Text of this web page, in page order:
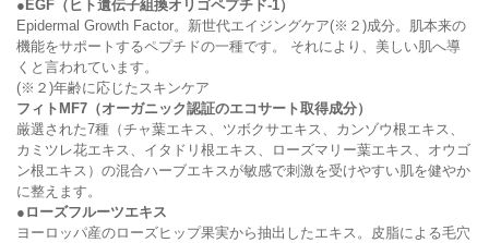
●EGF（ヒト遺伝子組換オリゴペプチド-1）
Epidermal Growth Factor。新世代エイジングケア(※２)成分。肌本来の
機能をサポートするペプチドの一種です。 それにより、美しい肌へ導
くと言われています。
(※２)年齢に応じたスキンケア
フィトMF7（オーガニック認証のエコサート取得成分）
厳選された7種（チャ葉エキス、ツボクサエキス、カンゾウ根エキス、
カミツレ花エキス、イタドリ根エキス、ローズマリー葉エキス、オウゴ
ン根エキス）の混合ハーブエキスが敏感で刺激を受けやすい肌を健やか
に整えます。
●ローズフルーツエキス
ヨーロッパ産のローズヒップ果実から抽出したエキス。皮脂による毛穴